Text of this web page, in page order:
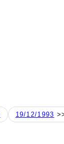
19/12/1993